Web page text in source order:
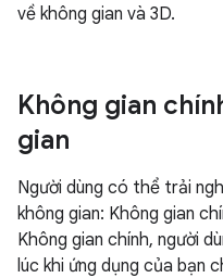
về không gian và 3D.
Không gian
gian
Người dùng có thể trải
không gian: Không gian
Không gian chính, người
lúc khi ứng dụng của bạn